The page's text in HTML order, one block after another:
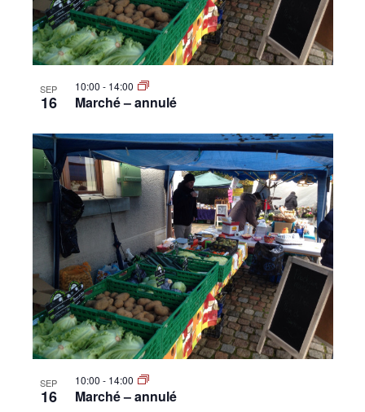
SEP
16
10:00 - 14:00
Marché – annulé
SEP
16
10:00 - 14:00
Marché – annulé